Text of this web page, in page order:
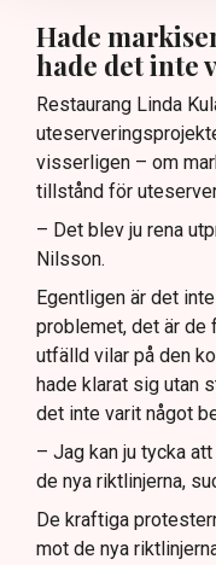
Hade
hade det inte
Restaurang Linda
visserligen – om
tillstånd för
– Det blev ju rena
Nilsson.
Egentligen är det
problemet, det är de
utfälld vilar på den
hade klarat sig utan
det inte varit något
– Jag kan ju tycka
de nya riktlinjerna,
De kraftiga
mot de nya